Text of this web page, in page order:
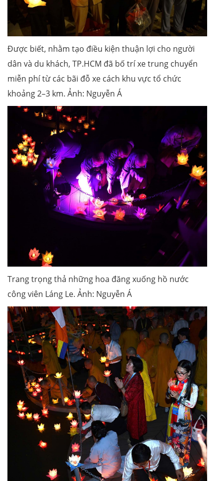
Được biết, nhằm tạo điều kiện thuận lợi cho người
dân và du khách, TP.HCM đã bố trí xe trung chuyển
miễn phí từ các bãi đỗ xe cách khu vực tổ chức
khoảng 2–3 km. Ảnh: Nguyễn Á
Trang trọng thả những hoa đăng xuống hồ nước
công viên Láng Le. Ảnh: Nguyễn Á